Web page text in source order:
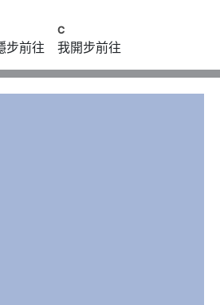
C
步前往　我開步前往